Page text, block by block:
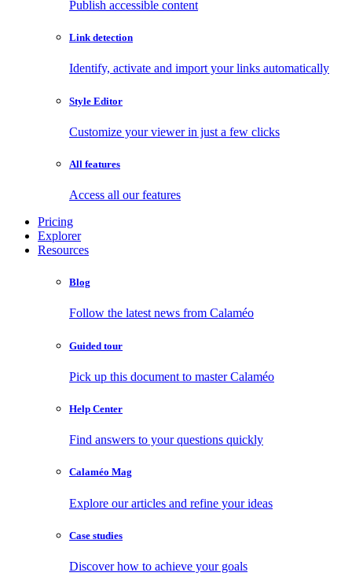
Publish accessible content
Link detection
Identify, activate and import your links automatically
Style Editor
Customize your viewer in just a few clicks
All features
Access all our features
Pricing
Explorer
Resources
Blog
Follow the latest news from Calaméo
Guided tour
Pick up this document to master Calaméo
Help Center
Find answers to your questions quickly
Calaméo Mag
Explore our articles and refine your ideas
Case studies
Discover how to achieve your goals